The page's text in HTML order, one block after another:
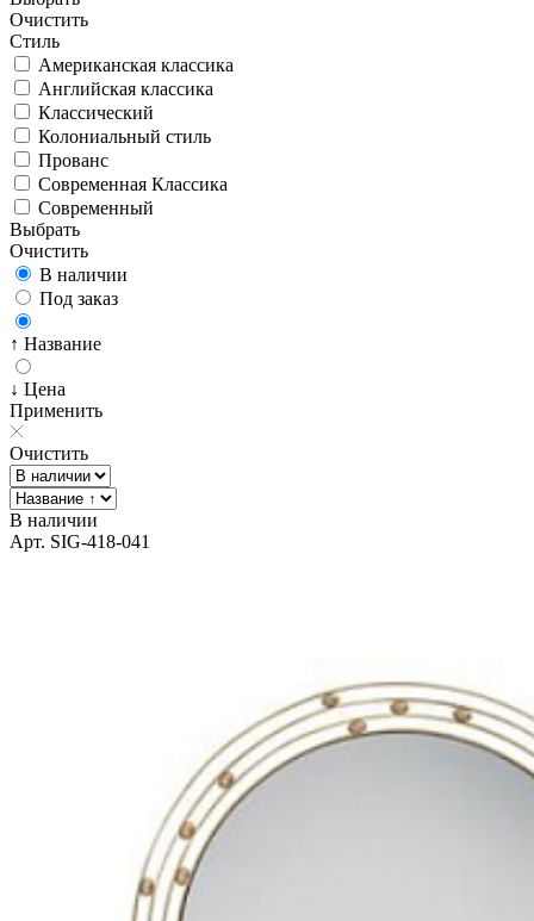
Очистить
Стиль
Американская классика
Английская классика
Классический
Колониальный стиль
Прованс
Современная Классика
Современный
Выбрать
Очистить
В наличии
Под заказ
↑ Название
↓ Цена
Применить
Очистить
В наличии
Арт. SIG-418-041